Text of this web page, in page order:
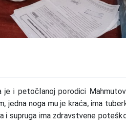
je i petočlanoj porodici
jedna noga mu je kraća, ima
i supruga ima zdravstvene